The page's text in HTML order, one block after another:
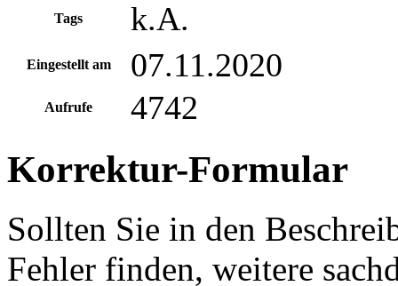
Tags k.A.
Eingestellt am 07.11.2020
Aufrufe 4742
Korrektur-Formular
Sollten Sie in den
Fehler finden, weitere